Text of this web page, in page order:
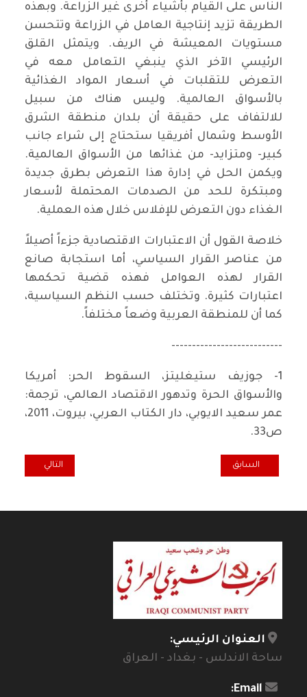
الناس على القيام بأشياء أخرى غير الزراعة. وبهذه
الطريقة تزيد إنتاجية العامل في الزراعة وتتحسن
مستويات المعيشة في الريف. ويتمثل القلق
الرئيسي الآخر الذي ينبغي التعامل معه في
التعرض للتقلبات في أسعار المواد الغذائية
بالأسواق العالمية. وليس هناك من سبيل
للالتفاف على حقيقة أن بلدان منطقة الشرق
الأوسط وشمال أفريقيا ستحتاج إلى شراء جانب
كبير- ومتزايد- من غذائها من الأسواق العالمية.
ويكمن الحل في إدارة هذا التعرض بطرق جديدة
ومبتكرة للحد من الصدمات المحتملة لأسعار
الغذاء دون التعرض للإفلاس خلال هذه العملية.
خلاصة القول أن الاعتبارات الاقتصادية جزءاً أصيلاً
من عناصر القرار السياسي، أما استجابة صانع
القرار لهذه العوامل فهذه قضية تحكمها
اعتبارات كثيرة. وتختلف حسب النظم السياسية،
كما أن للمنطقة العربية وضعاً مختلفاً.
---------------------------
1- جوزيف ستيغليتز، السقوط الحر: أمريكا
والأسواق الحرة وتدهور الاقتصاد العالمي، ترجمة:
عمر سعيد الايوبي، دار الكتاب العربي، بيروت، 2011،
ص33.
المقال السابق: التمسك بالعرش
السابق المقال التالي:
التالي
العنوان الرئيسي:
ساحة الاندلس - بغداد - العراق
Email: